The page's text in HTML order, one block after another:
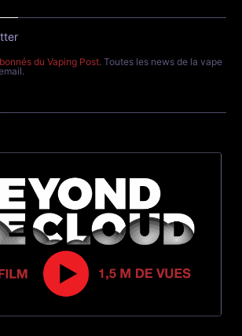
du Vaping Post. Toutes les news de la vape